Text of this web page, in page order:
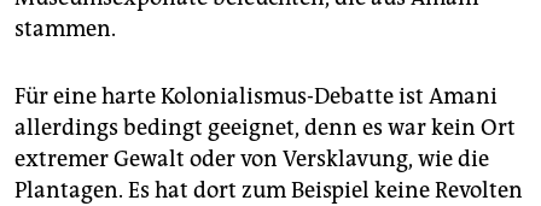
stammen.
Für eine harte Kolonialismus-Debatte ist Amani
allerdings bedingt geeignet, denn es war kein Ort
extremer Gewalt oder von Versklavung, wie die
Plantagen. Es hat dort zum Beispiel keine Revolten